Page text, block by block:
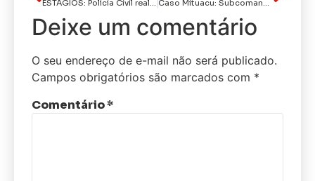
ESTÁGIOS: Polícia Civil realiza aula inaugural do programa de estágio supervisionado com 194 estudantes Caso Mituacu: Subcomandante Geral da PM diz que mortos em confronto iriam promover uma carnificina.
Deixe um comentário
O seu endereço de e-mail não será publicado.
Campos obrigatórios são marcados com *
Comentário*